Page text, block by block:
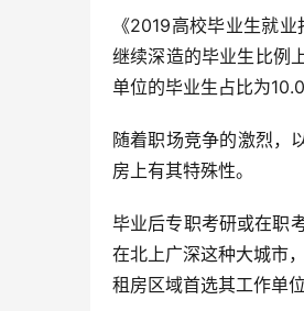
《2019高校毕业生就
继续深造的毕业生比例
单位的毕业生占比为
随着职场竞争的激烈，
房上有其特殊性。
毕业后专职考研或在职
在北上广深这种大城市
租房区域首选其工作单位